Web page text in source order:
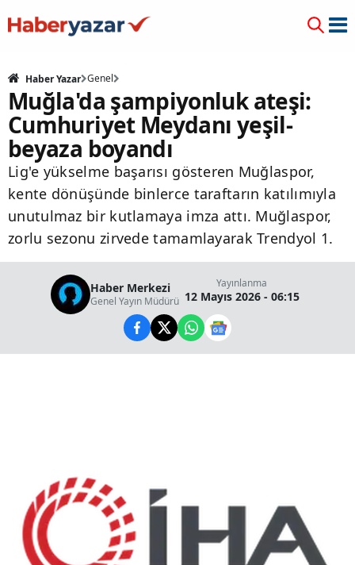
Haber Yazar Genel
Muğla'da şampiyonluk ateşi:
Cumhuriyet Meydanı yeşil-
beyaza boyandı
Lig'e yükselme başarısı gösteren Muğlaspor,
kente dönüşünde binlerce taraftarın katılımıyla
unutulmaz bir kutlamaya imza attı. Muğlaspor,
zorlu sezonu zirvede tamamlayarak Trendyol 1.
Haber Merkezi
Genel Yayın Müdürü
Yayınlanma
12 Mayıs 2026 - 06:15